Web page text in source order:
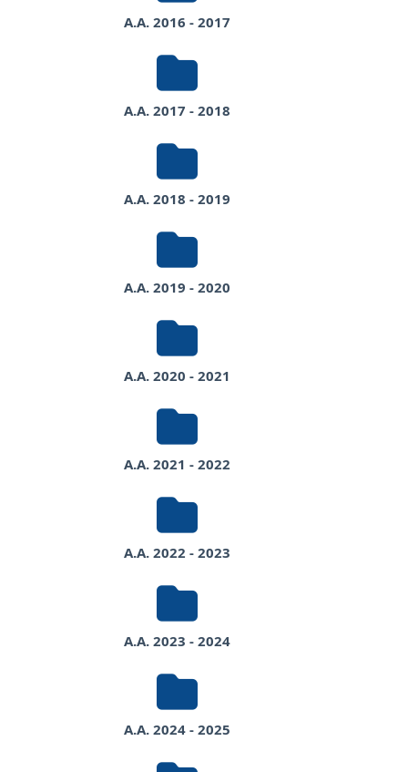
A.A. 2016 - 2017
A.A. 2017 - 2018
A.A. 2018 - 2019
A.A. 2019 - 2020
A.A. 2020 - 2021
A.A. 2021 - 2022
A.A. 2022 - 2023
A.A. 2023 - 2024
A.A. 2024 - 2025